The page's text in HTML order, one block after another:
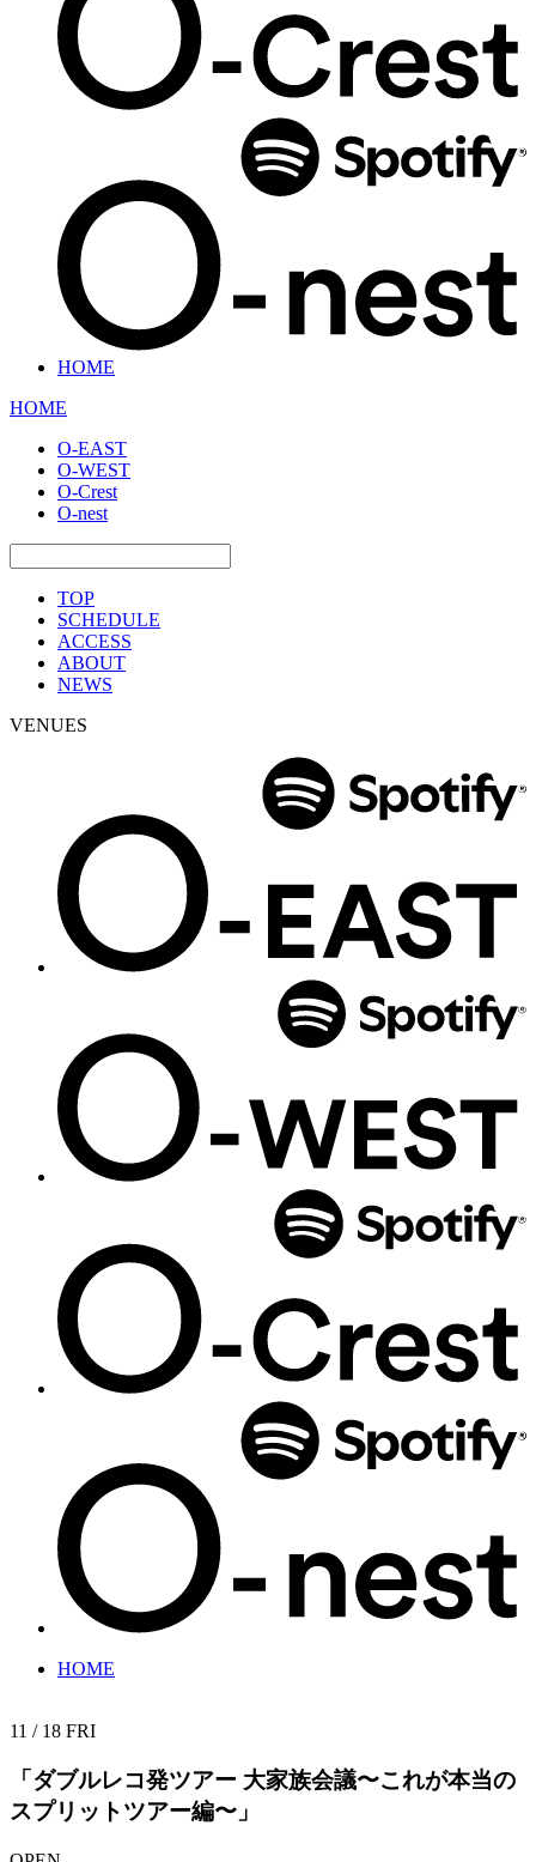
HOME
HOME
O-EAST
O-WEST
O-Crest
O-nest
TOP
SCHEDULE
ACCESS
ABOUT
NEWS
VENUES
HOME
11 / 18 FRI
「ダブルレコ発ツアー 大家族会議〜これが本当の
スプリットツアー編〜」